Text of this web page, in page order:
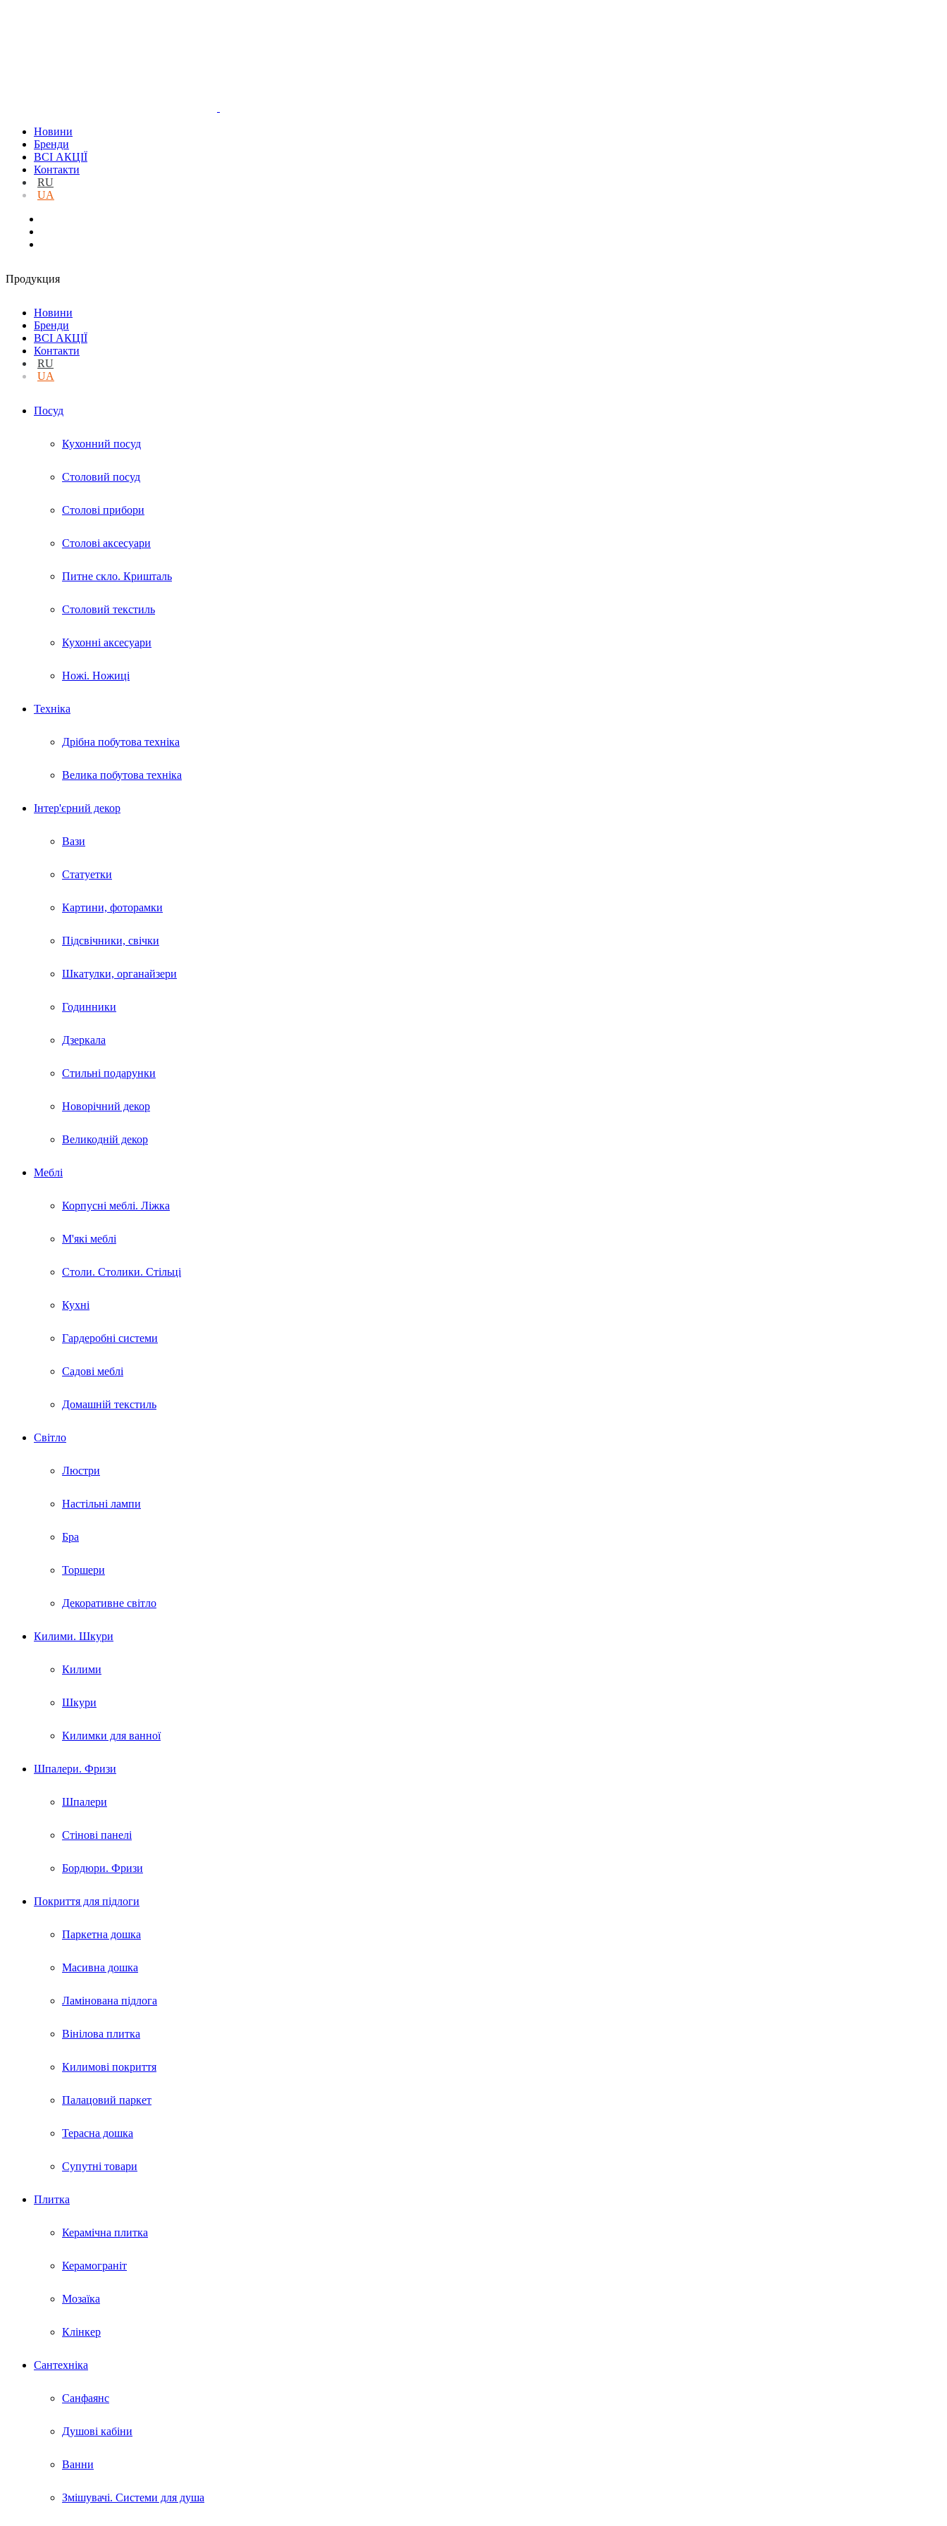
Новини
Бренди
ВСІ АКЦІЇ
Контакти
RU
UA
Продукция
Новини
Бренди
ВСІ АКЦІЇ
Контакти
RU
UA
Посуд
Кухонний посуд
Столовий посуд
Столові прибори
Столові аксесуари
Питне скло. Кришталь
Столовий текстиль
Кухонні аксесуари
Ножі. Ножиці
Техніка
Дрібна побутова техніка
Велика побутова техніка
Інтер'єрний декор
Вази
Статуетки
Картини, фоторамки
Підсвічники, свічки
Шкатулки, органайзери
Годинники
Дзеркала
Стильні подарунки
Новорічний декор
Великодній декор
Меблі
Корпусні меблі. Ліжка
М'які меблі
Столи. Столики. Стільці
Кухні
Гардеробні системи
Садові меблі
Домашній текстиль
Світло
Люстри
Настільні лампи
Бра
Торшери
Декоративне світло
Килими. Шкури
Килими
Шкури
Килимки для ванної
Шпалери. Фризи
Шпалери
Стінові панелі
Бордюри. Фризи
Покриття для пiдлоги
Паркетна дошка
Масивна дошка
Ламінована підлога
Вінілова плитка
Килимові покриття
Палацовий паркет
Терасна дошка
Супутні товари
Плитка
Керамічна плитка
Керамограніт
Мозаїка
Клінкер
Сантехніка
Санфаянс
Душові кабіни
Ванни
Змішувачі. Системи для душа